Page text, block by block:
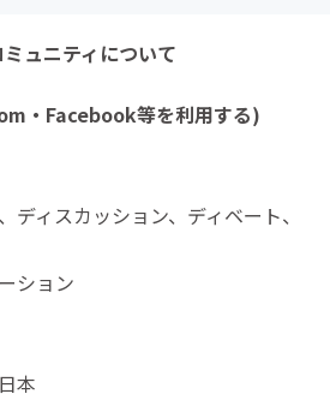
ミュニティについて
・Facebook等を利用する)
ィスカッション、ディベート、
ション
本